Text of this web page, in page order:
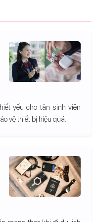
yếu cho tân sinh viên
vệ thiết bị hiệu quả.